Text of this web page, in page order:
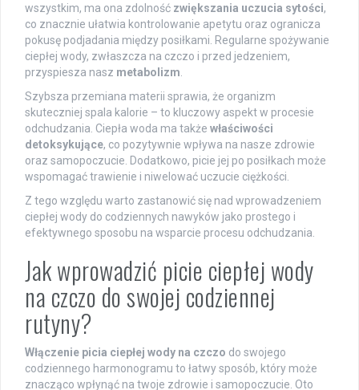
wszystkim, ma ona zdolność zwiększania uczucia sytości,
co znacznie ułatwia kontrolowanie apetytu oraz ogranicza
pokusę podjadania między posiłkami. Regularne spożywanie
ciepłej wody, zwłaszcza na czczo i przed jedzeniem,
przyspiesza nasz metabolizm
Szybsza przemiana materii sprawia, że organizm
skuteczniej spala kalorie – to kluczowy aspekt w procesie
odchudzania. Ciepła woda ma także właściwości
detoksykujące, co pozytywnie wpływa na nasze zdrowie
oraz samopoczucie. Dodatkowo, picie jej po posiłkach może
wspomagać trawienie i niwelować uczucie ciężkości.
Z tego względu warto zastanowić się nad wprowadzeniem
ciepłej wody do codziennych nawyków jako prostego i
efektywnego sposobu na wsparcie procesu odchudzania.
Jak wprowadzić picie ciepłej wody
na czczo do swojej codziennej
rutyny?
Włączenie picia ciepłej wody na czczo do swojego
codziennego harmonogramu to łatwy sposób, który może
znacząco wpłynąć na twoje zdrowie i samopoczucie. Oto